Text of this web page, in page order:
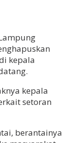
kepala
kepala
setoran
berantainya